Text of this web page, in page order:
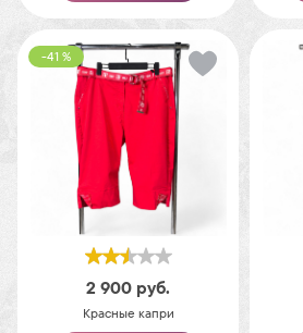
-41 %
2 900 руб.
Красные капри